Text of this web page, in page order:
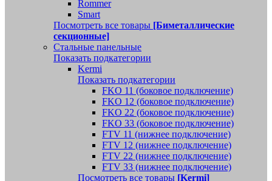
Rommer
Smart
Посмотреть все товары [Биметаллические
секционные]
Стальные панельные
Показать подкатегории
Kermi
Показать подкатегории
FKO 11 (боковое подключение)
FKO 12 (боковое подключение)
FKO 22 (боковое подключение)
FKO 33 (боковое подключение)
FTV 11 (нижнее подключение)
FTV 12 (нижнее подключение)
FTV 22 (нижнее подключение)
FTV 33 (нижнее подключение)
Посмотреть все товары [Kermi]